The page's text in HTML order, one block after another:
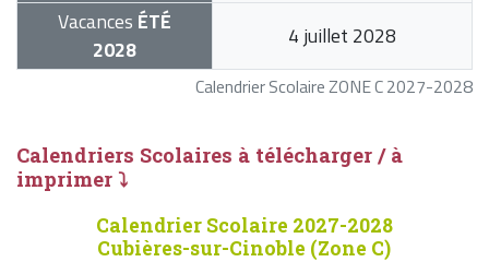
Calendrier Scolaire ZONE C 2027-2028
Vacances ÉTÉ
2028
4 juillet 2028
Calendriers Scolaires à télécharger / à
imprimer ⤵
Calendrier Scolaire 2027-2028
Cubières-sur-Cinoble (Zone C)